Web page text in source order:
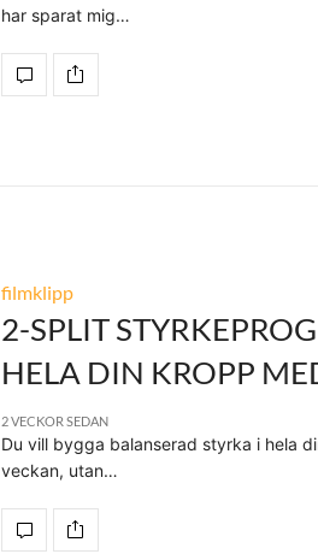
har sparat mig…
filmklipp
2-SPLIT
HELA DIN KROPP
2 VECKOR SEDAN
Du vill bygga balanserad styrka i hela
veckan, utan…